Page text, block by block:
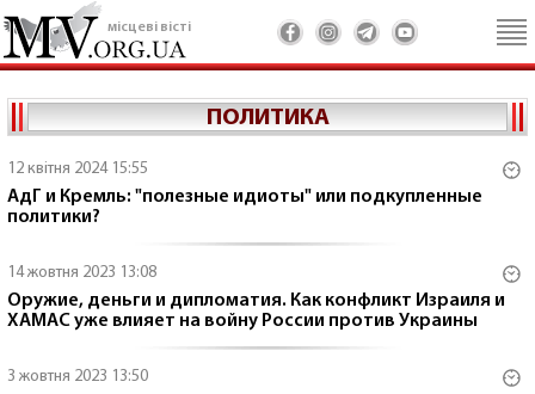
місцеві вісті
ПОЛИТИКА
12 квітня 2024 15:55
АдГ и Кремль: "полезные идиоты" или подкупленные
политики?
14 жовтня 2023 13:08
Оружие, деньги и дипломатия. Как конфликт Израиля и
ХАМАС уже влияет на войну России против Украины
3 жовтня 2023 13:50